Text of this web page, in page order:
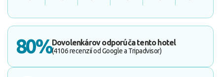
80%Dovolenkárov odporúča tento hotel
(4106 recenzií od Google a Tripadvisor)